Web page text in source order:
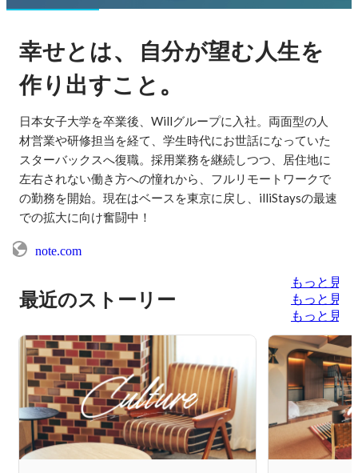
幸せとは、
自分が望む人生を
作り出すこと 。
日本女子大学を卒業後、Willグループに入社。両面型の人
材営業や研修担当を経て、学生時代にお世話になっていた
スターバックスへ復職。採用業務を継続しつつ、居住地に
左右されない働き方への憧れから、フルリモートワークで
の勤務を開始。現在はベースを東京に戻し、illiStaysの最速
での拡大に向け奮闘中！
note.com
最近のストーリー
もっと見る
もっと見る
もっと見る